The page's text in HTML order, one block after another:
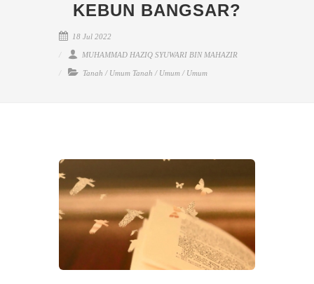
KEBUN BANGSAR?
18 Jul 2022
MUHAMMAD HAZIQ SYUWARI BIN MAHAZIR
Tanah / Umum Tanah / Umum / Umum